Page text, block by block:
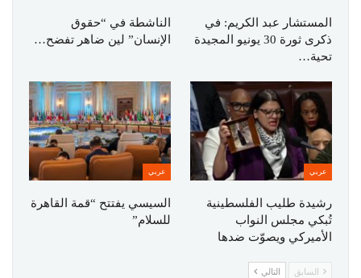
المستشار عبد الكريم: في
ذكرى ثورة 30 يونيو المجيدة
تحية…
الناشطة في “حقوق
الإنسان” لين ضاهر تفضح…
عربي
رشيدة طليب الفلسطينية
تُبكي مجلس النواب
الأميركي ويصوّت ضدها
عربي
السيسي يفتتح “قمة القاهرة
للسلام”
السابق التالي